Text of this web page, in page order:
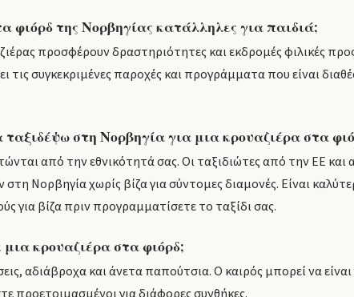
φιόρδ της Νορβηγίας κατάλληλες για παιδιά;
προσφέρουν δραστηριότητες και εκδρομές φιλικές
τις συγκεκριμένες παροχές και προγράμματα που είναι
ταξιδέψω στη Νορβηγία για μια κρουαζιέρα στα
από την εθνικότητά σας. Οι ταξιδιώτες από την ΕΕ και
Νορβηγία χωρίς βίζα για σύντομες διαμονές. Είναι
για βίζα πριν προγραμματίσετε το ταξίδι σας.
κρουαζιέρα στα φιόρδ;
αδιάβροχα και άνετα παπούτσια. Ο καιρός μπορεί να